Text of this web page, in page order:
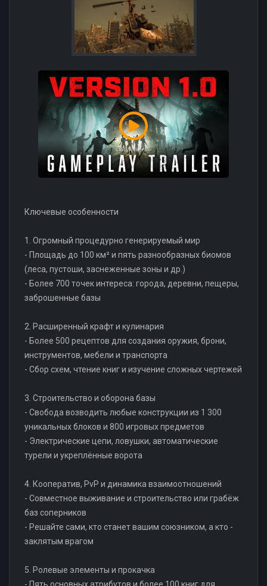
Ключевые особенности
1. Огромный процедурно генерируемый мир
- Площадь до 100 км² и пять разнообразных биомов
(леса, пустоши, заснеженные зоны и др.)
- Более 700 точек интереса: города, деревни, пещеры,
заброшенные базы
2. Расширенный крафт и кулинария
- Более 500 рецептов для создания оружия, брони,
инструментов, мебели и транспорта
- Сбор схем, чтение книг и изучение сложных чертежей
3. Строительство и оборона базы
- Свобода возводить любые конструкции из 1 300
уникальных блоков и 800 игровых предметов
- Электрические цепи, ловушки, автоматические
турели и укреплённые ворота
4. Кооператив, PvP и динамика взаимоотношений
- Совместное выживание и строительство или грабёж
баз соперников
- Решайте сами, кто станет вашим союзником, а кто -
заклятым врагом
5. Ролевые элементы и прокачка
- Пять основных атрибутов и более 100 книг для